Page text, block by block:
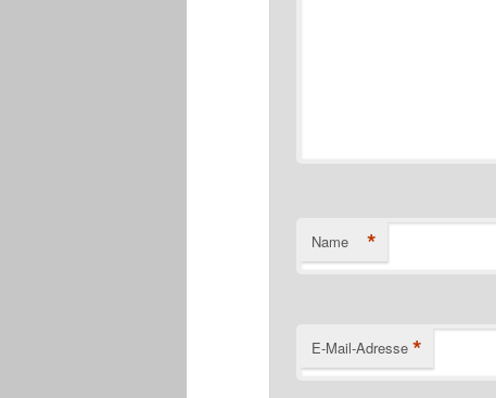
Name *
E-Mail-Adresse *